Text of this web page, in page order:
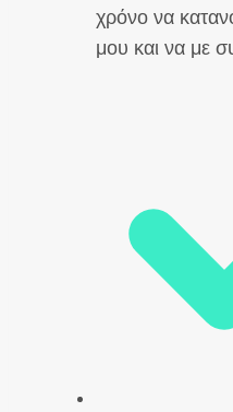
χρόνο να
μου και να με